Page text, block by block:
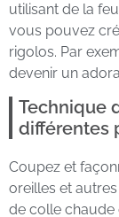
utilisant de la
vous pouvez
rigolos. Par
devenir un
Technique
différentes
Coupez et
oreilles et autres
de colle chaude